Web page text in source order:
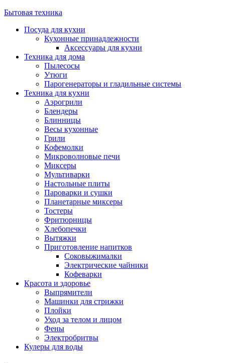
Бытовая техника
Посуда для кухни
Кухонные принадлежности
Аксессуары для кухни
Техника для дома
Пылесосы
Утюги
Парогенераторы и гладильные системы
Техника для кухни
Аэрогрили
Блендеры
Блинницы
Весы кухонные
Грили
Кофемолки
Микроволновые печи
Миксеры
Мультиварки
Настольные плиты
Пароварки и сушки
Планетарные миксеры
Тостеры
Фритюрницы
Хлебопечки
Вытяжки
Приготовление напитков
Соковыжималки
Электрические чайники
Кофеварки
Красота и здоровье
Выпрямители
Машинки для стрижки
Плойки
Уход за телом и лицом
Фены
Электробритвы
Кулеры для воды